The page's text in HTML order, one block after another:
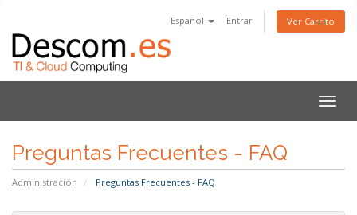
Español Entrar Ver Carrito
Preguntas Frecuentes - FAQ
Administración Preguntas Frecuentes - FAQ